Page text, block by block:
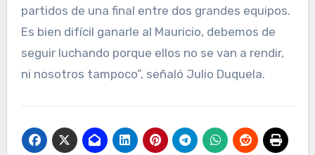
partidos de una final entre dos grandes equipos.
Es bien difícil ganarle al Mauricio, debemos de
seguir luchando porque ellos no se van a rendir,
ni nosotros tampoco”, señaló Julio Duquela.